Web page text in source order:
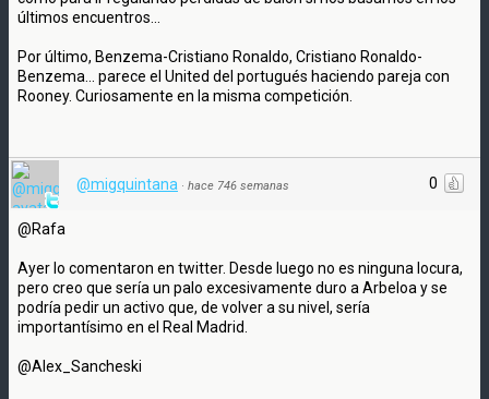
últimos encuentros...
Por último, Benzema-Cristiano Ronaldo, Cristiano Ronaldo-
Benzema... parece el United del portugués haciendo pareja con
Rooney. Curiosamente en la misma competición.
0
@migquintana · hace 746 semanas
@Rafa
Ayer lo comentaron en twitter. Desde luego no es ninguna locura,
pero creo que sería un palo excesivamente duro a Arbeloa y se
podría pedir un activo que, de volver a su nivel, sería
importantísimo en el Real Madrid.
@Alex_Sancheski